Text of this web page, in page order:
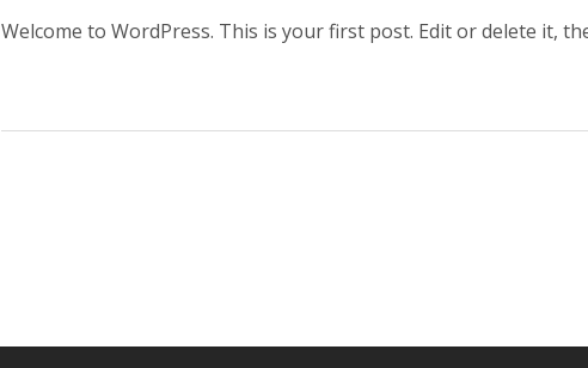
Welcome to WordPress. This is your first post. Edit or delete it,